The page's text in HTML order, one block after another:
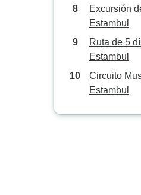
Excursión
Estambul
Ruta de 5
Estambul
Circuito
Estambul